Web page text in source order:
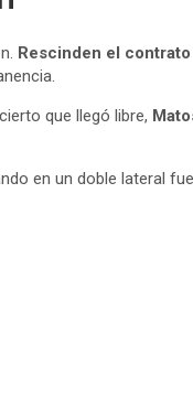
Rescinden el
que llegó libre,
en un doble lateral